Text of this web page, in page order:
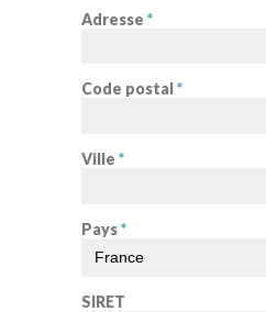
Adresse *
Code postal *
Ville *
Pays*
SIRET